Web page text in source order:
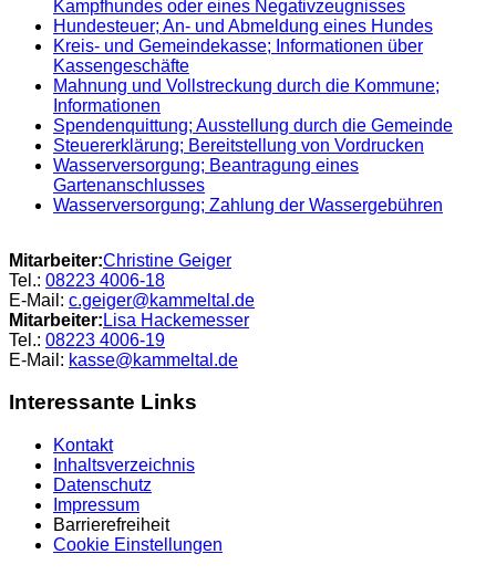
Kampfhundes oder eines Negativzeugnisses
Hundesteuer; An- und Abmeldung eines Hundes
Kreis- und Gemeindekasse; Informationen über
Kassengeschäfte
Mahnung und Vollstreckung durch die Kommune;
Informationen
Spendenquittung; Ausstellung durch die Gemeinde
Steuererklärung; Bereitstellung von Vordrucken
Wasserversorgung; Beantragung eines
Gartenanschlusses
Wasserversorgung; Zahlung der Wassergebühren
Mitarbeiter:Christine Geiger
Tel.: 08223 4006-18
E-Mail: c.geiger@kammeltal.de
Mitarbeiter: Lisa Hackemesser
Tel.: 08223 4006-19
E-Mail: kasse@kammeltal.de
Interessante Links
Kontakt
Inhaltsverzeichnis
Datenschutz
Impressum
Barrierefreiheit
Cookie Einstellungen